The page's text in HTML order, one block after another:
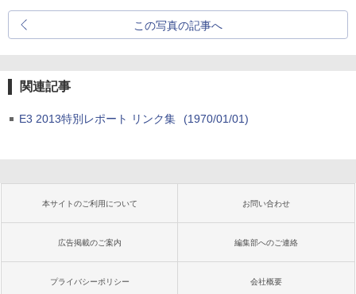
この写真の記事へ
関連記事
E3 2013特別レポート リンク集 (1970/01/01)
本サイトのご利用について お問い合わせ
広告掲載のご案内 編集部へのご連絡
プライバシーポリシー 会社概要